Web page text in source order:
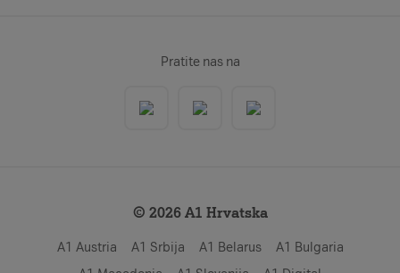
Pratite nas na
© 2026 A1 Hrvatska
A1 Austria A1 Srbija A1 Belarus
A1 Bulgaria